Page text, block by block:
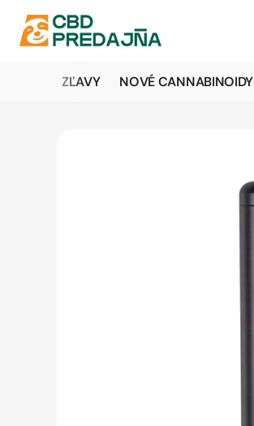
ZĽAVY NOVÉ CANNABINOIDY